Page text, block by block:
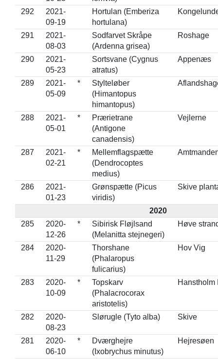
292
2021-
09-19
Hortulan (Emberiza
hortulana)
291
2021-
08-03
Sodfarvet Skråpe
(Ardenna grisea)
Roshage
290
2021-
05-23
Sortsvane (Cygnus
atratus)
Appenæs
289
2021-
05-09
*
Stylteløber
(Himantopus
himantopus)
288
2021-
05-01
*
Prærietrane
(Antigone
canadensis)
Vejlerne
287
2021-
02-21
*
Mellemflagspætte
(Dendrocoptes
medius)
286
2021-
01-23
Grønspætte (Picus
viridis)
Skive
2020
285
2020-
12-26
*
Sibirisk Fløjlsand
(Melanitta stejnegeri)
Høve
284
2020-
11-29
Thorshane
(Phalaropus
fulicarius)
Hov Vig
283
2020-
10-09
*
Topskarv
(Phalacrocorax
aristotelis)
Hanstholm
282
2020-
08-23
Slørugle (Tyto alba) Skive
281
2020-
06-10
*
Dværghejre
(Ixobrychus minutus)
Hejresøen